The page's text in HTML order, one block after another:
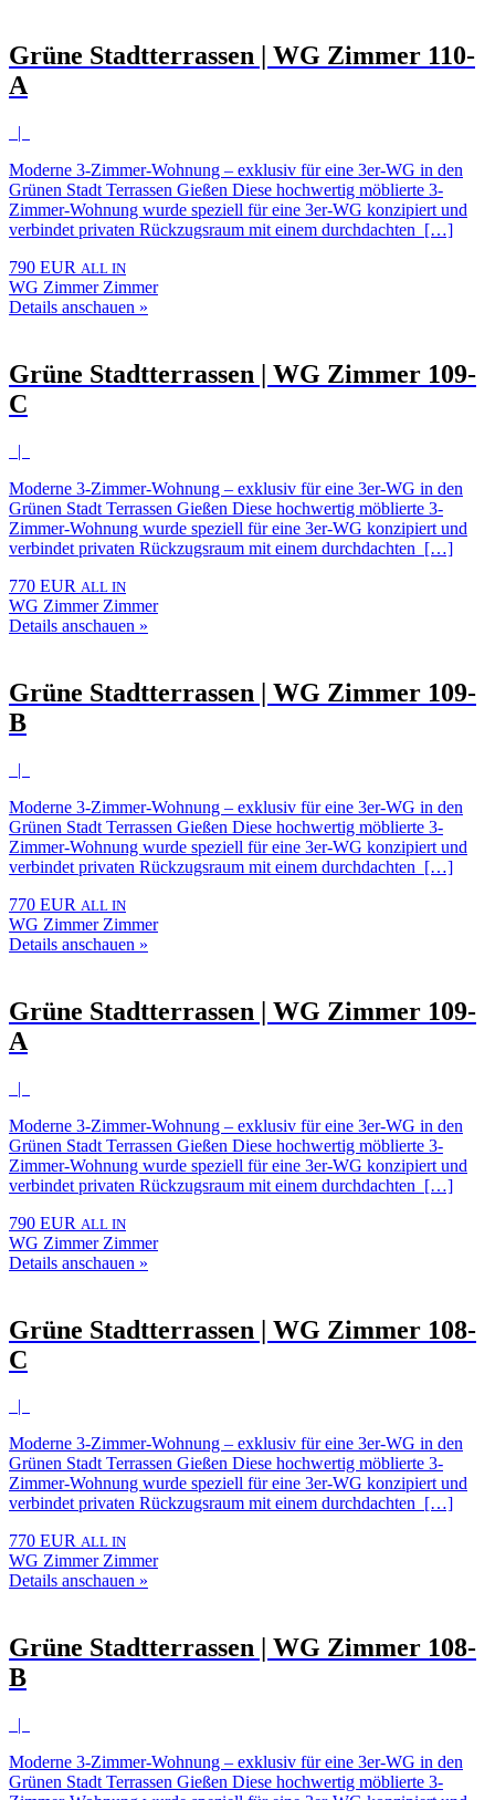
Grüne Stadtterrassen | WG Zimmer 110-
A
|
Moderne 3-Zimmer-Wohnung – exklusiv für eine 3er-WG in den
Grünen Stadt Terrassen Gießen Diese hochwertig möblierte 3-
Zimmer-Wohnung wurde speziell für eine 3er-WG konzipiert und
verbindet privaten Rückzugsraum mit einem durchdachten […]
790 EUR ALL IN
WG Zimmer Zimmer
Details anschauen »
Grüne Stadtterrassen | WG Zimmer 109-
C
|
Moderne 3-Zimmer-Wohnung – exklusiv für eine 3er-WG in den
Grünen Stadt Terrassen Gießen Diese hochwertig möblierte 3-
Zimmer-Wohnung wurde speziell für eine 3er-WG konzipiert und
verbindet privaten Rückzugsraum mit einem durchdachten […]
770 EUR ALL IN
WG Zimmer Zimmer
Details anschauen »
Grüne Stadtterrassen | WG Zimmer 109-
B
|
Moderne 3-Zimmer-Wohnung – exklusiv für eine 3er-WG in den
Grünen Stadt Terrassen Gießen Diese hochwertig möblierte 3-
Zimmer-Wohnung wurde speziell für eine 3er-WG konzipiert und
verbindet privaten Rückzugsraum mit einem durchdachten […]
770 EUR ALL IN
WG Zimmer Zimmer
Details anschauen »
Grüne Stadtterrassen | WG Zimmer 109-
A
|
Moderne 3-Zimmer-Wohnung – exklusiv für eine 3er-WG in den
Grünen Stadt Terrassen Gießen Diese hochwertig möblierte 3-
Zimmer-Wohnung wurde speziell für eine 3er-WG konzipiert und
verbindet privaten Rückzugsraum mit einem durchdachten […]
790 EUR ALL IN
WG Zimmer Zimmer
Details anschauen »
Grüne Stadtterrassen | WG Zimmer 108-
C
|
Moderne 3-Zimmer-Wohnung – exklusiv für eine 3er-WG in den
Grünen Stadt Terrassen Gießen Diese hochwertig möblierte 3-
Zimmer-Wohnung wurde speziell für eine 3er-WG konzipiert und
verbindet privaten Rückzugsraum mit einem durchdachten […]
770 EUR ALL IN
WG Zimmer Zimmer
Details anschauen »
Grüne Stadtterrassen | WG Zimmer 108-
B
|
Moderne 3-Zimmer-Wohnung – exklusiv für eine 3er-WG in den
Grünen Stadt Terrassen Gießen Diese hochwertig möblierte 3-